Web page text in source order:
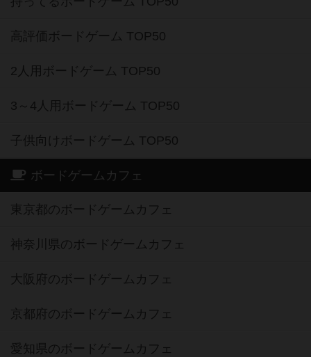
高評価ボードゲーム TOP50
2人用ボードゲーム TOP50
3～4人用ボードゲーム TOP50
子供向けボードゲーム TOP50
ボードゲームカフェ
東京都のボードゲームカフェ
神奈川県のボードゲームカフェ
大阪府のボードゲームカフェ
京都府のボードゲームカフェ
愛知県のボードゲームカフェ